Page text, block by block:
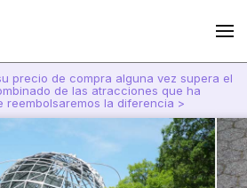
precio de compra alguna vez supera el
de las atracciones que ha
reembolsaremos la diferencia >